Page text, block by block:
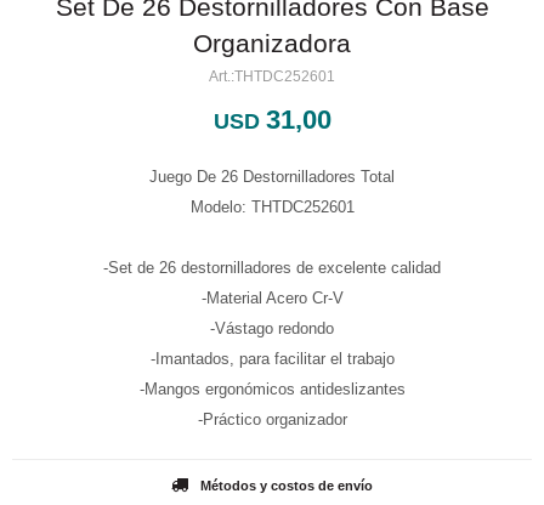
Set De 26 Destornilladores Con Base
Organizadora
THTDC252601
USD 31,00
Juego De 26 Destornilladores Total
Modelo: THTDC252601
-Set de 26 destornilladores de excelente calidad
-Material Acero Cr-V
-Vástago redondo
-Imantados, para facilitar el trabajo
-Mangos ergonómicos antideslizantes
-Práctico organizador
Métodos y costos de envío